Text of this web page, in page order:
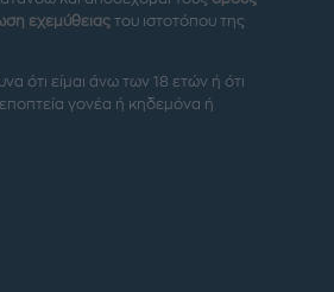
εχεμύθειας του ιστοτόπου της
ότι είμαι άνω των 18 ετών ή ότι
γονέα ή κηδεμόνα ή